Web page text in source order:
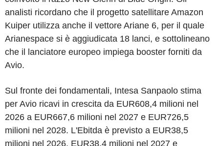
analisti ricordano che il progetto satellitare Amazon
Kuiper utilizza anche il vettore Ariane 6, per il quale
Arianespace si è aggiudicata 18 lanci, e sottolineano
che il lanciatore europeo impiega booster forniti da
Avio.
Sul fronte dei fondamentali, Intesa Sanpaolo stima
per Avio ricavi in crescita da EUR608,4 milioni nel
2026 a EUR667,6 milioni nel 2027 e EUR726,5
milioni nel 2028. L'Ebitda è previsto a EUR38,5
milioni nel 2026, EUR38,4 milioni nel 2027 e